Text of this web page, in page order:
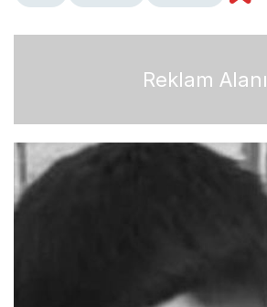
Reklam Alanı